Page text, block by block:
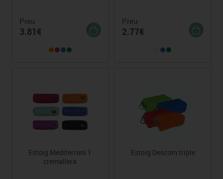
Preu
3.81€
Preu
2.77€
Estoig Mediterrani 1
cremallera
Estoig Descom triple